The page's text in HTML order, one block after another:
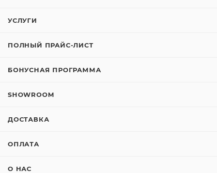
УСЛУГИ
ПОЛНЫЙ ПРАЙС-ЛИСТ
БОНУСНАЯ ПРОГРАММА
SHOWROOM
ДОСТАВКА
ОПЛАТА
О НАС